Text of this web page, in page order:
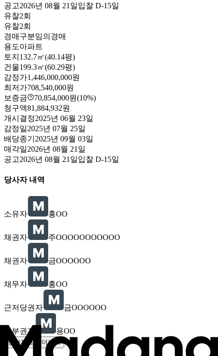
공고2026년 08월 21일입찰 D-15일
유찰2회
유찰2회
경매구분임의경매
용도아파트
토지 132.7㎡(40.14평)
건물199.3㎡(60.29평)
감정가1,446,000,000원
최저가708,540,000원
보증금
70,854,000원(10%)
청구액81,884,932원
개시결정2025년 06월 23일
감정일2025년 07월 25일
배당종기 2025년 09월 03일
매각일2026년 08월 21일
공고2026년 08월 21일입찰 D-15일
당사자 내역
소유자 홍OO
채권자 주OOOOOOOOOOO
채권자 금OOOOOO
채무자 홍OO
근저당권자 금OOOOOO
교부권자 용OO
당사자내역 더보기